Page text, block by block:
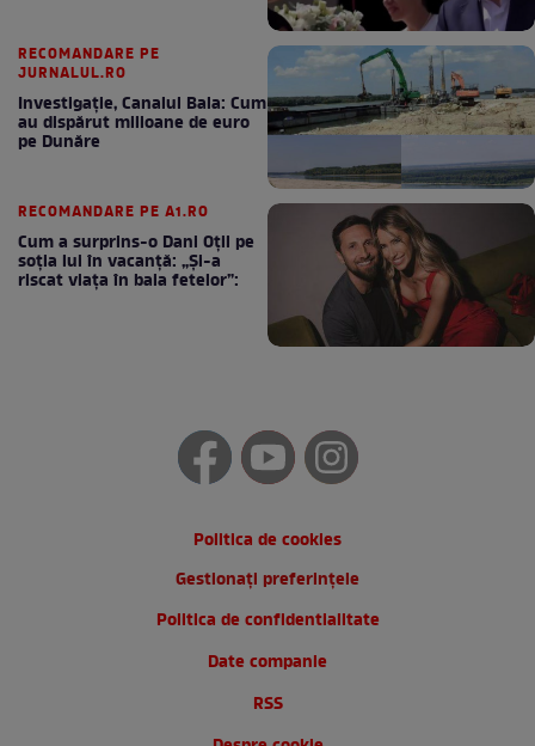
RECOMANDARE PE
JURNALUL.RO
Investigație, Canalul Bala: Cum
au dispărut milioane de euro
pe Dunăre
RECOMANDARE PE A1.RO
Cum a surprins-o Dani Oțil pe
soția lui în vacanță: „Și-a
riscat viața în baia fetelor”:
Politica de cookies
Gestionați preferințele
Politica de confidentialitate
Date companie
RSS